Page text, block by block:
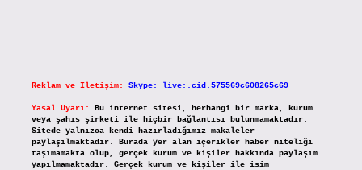
Reklam ve İletişim: Skype: live:.cid.575569c608265c69
Yasal Uyarı:
Bu internet sitesi, herhangi bir marka, kurum
veya şahıs şirketi ile hiçbir bağlantısı bulunmamaktadır.
Sitede yalnızca kendi hazırladığımız makaleler
paylaşılmaktadır. Burada yer alan içerikler haber niteliği
taşımamakta olup, gerçek kurum ve kişiler hakkında paylaşım
yapılmamaktadır. Gerçek kurum ve kişiler ile isim